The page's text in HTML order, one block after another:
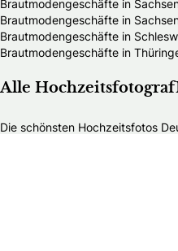
Brautmodengeschäfte in
Brautmodengeschäfte in
Brautmodengeschäfte in
Brautmodengeschäfte in
Alle
Die schönsten Hochzeitsfotos